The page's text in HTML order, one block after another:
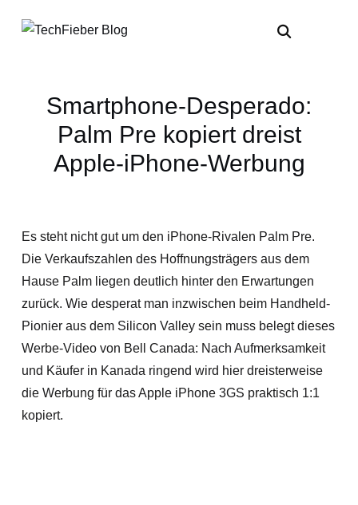
Smartphone-Desperado:
Palm Pre kopiert dreist
Apple-iPhone-Werbung
Es steht nicht gut um den iPhone-Rivalen Palm Pre.
Die Verkaufszahlen des Hoffnungsträgers aus dem
Hause Palm liegen deutlich hinter den Erwartungen
zurück. Wie desperat man inzwischen beim Handheld-
Pionier aus dem Silicon Valley sein muss belegt dieses
Werbe-Video von Bell Canada: Nach Aufmerksamkeit
und Käufer in Kanada ringend wird hier dreisterweise
die Werbung für das Apple iPhone 3GS praktisch 1:1
kopiert.